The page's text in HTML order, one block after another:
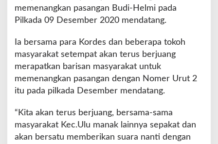
memenangkan pasangan Budi-Helmi pada
Pilkada 09 Desember 2020 mendatang.
Ia bersama para Kordes dan beberapa tokoh
masyarakat setempat akan terus berjuang
merapatkan barisan masyarakat untuk
memenangkan pasangan dengan Nomer Urut 2
itu pada pilkada Desember mendatang.
“Kita akan terus berjuang, bersama-sama
masyarakat Kec.Ulu manak lainnya sepakat dan
akan bersatu memberikan suara nanti dengan